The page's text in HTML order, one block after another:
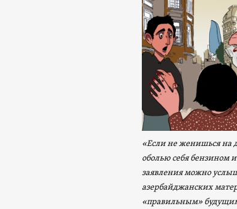
«Если не женишься на
оболью себя бензином
заявления можно
азербайджанских
«правильным»